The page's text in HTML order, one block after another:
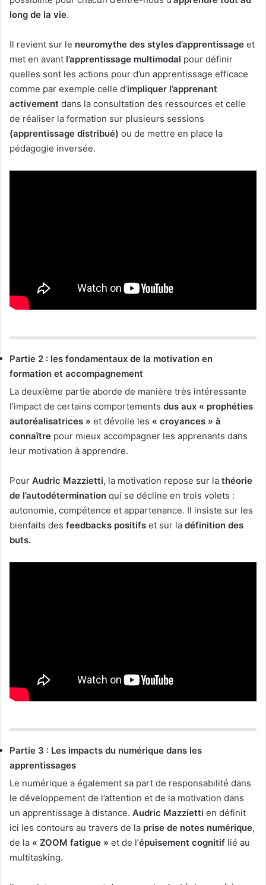
long de la vie.
Il revient sur le neuromythe des styles d’apprentissage et
met en avant l’apprentissage multimodal pour définir
quelles sont les actions pour d’un apprentissage efficace
comme par exemple celle d’impliquer l’apprenant
activement dans la consultation des ressources et celle
de réaliser la formation sur plusieurs sessions
(apprentissage distribué) ou de mettre en place la
pédagogie inversée.
Partie 2 : les fondamentaux de la motivation en
formation et accompagnement
La deuxième partie aborde de manière très intéressante
l’impact de certains comportements dus aux « prophéties
autoréalisatrices » et dévoile les « croyances » à
connaître pour mieux accompagner les apprenants dans
leur motivation à apprendre.
Pour Audric Mazzietti, la motivation repose sur la théorie
de l’autodétermination qui se décline en trois volets :
autonomie, compétence et appartenance. Il insiste sur les
bienfaits des feedbacks positifs et sur la définition des
buts.
Partie 3 : Les impacts du numérique dans les
apprentissages
Le numérique a également sa part de responsabilité dans
le développement de l’attention et de la motivation dans
un apprentissage à distance. Audric Mazzietti en définit
ici les contours au travers de la prise de notes numérique,
de la « ZOOM fatigue » et de l’épuisement cognitif lié au
multitasking.